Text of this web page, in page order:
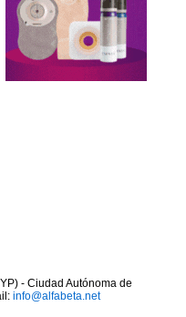
- Ciudad Autónoma de
info@alfabeta.net